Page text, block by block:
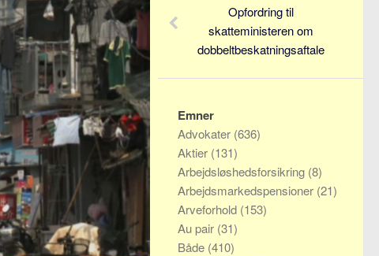
Opfordring til
skatteministeren om
dobbeltbeskatningsaftale
Emner
Advokater (636)
Aktier (131)
Arbejdsløshedsforsikring (8)
Arbejdsmarkedspensioner (21)
Arveforhold (153)
Au pair (31)
Både (410)